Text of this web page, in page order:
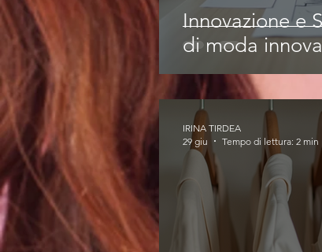
Innovazione e
di moda
IRINA TIRDEA
29 giu
Tempo di lettura: 2 min